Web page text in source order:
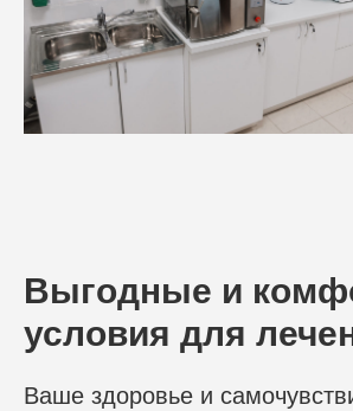
Выгодные и
условия для
Ваше здоровье и